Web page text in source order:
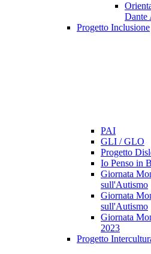
Dante
Progetto Inclusione
PAI
GLI / GLO
Progetto
Io Penso in
Giornata
sull'Autismo
Giornata
sull'Autismo
Giornata
2023
Progetto